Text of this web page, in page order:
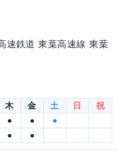
速鉄道 東葉高速線 東葉
木 金 土 日
祝
● ●
●
● ●